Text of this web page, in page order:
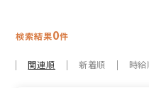
検索結果0件
関連順 新着順 時給